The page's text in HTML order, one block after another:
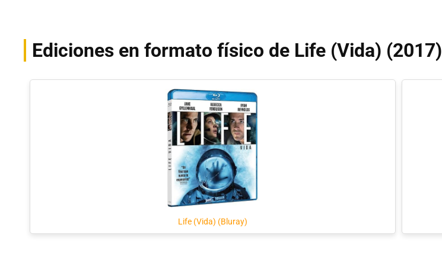
Ediciones en formato físico de Life (Vida) (2017)
Life (Vida) (Bluray)